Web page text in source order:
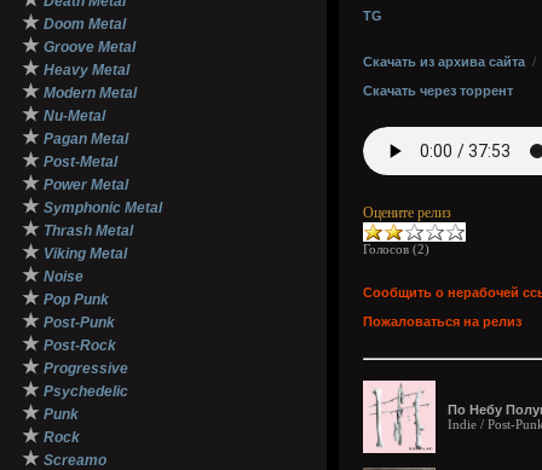
★ Doom Metal
★ Groove Metal
★ Heavy Metal
★ Modern Metal
★ Nu-Metal
★ Pagan Metal
★ Post-Metal
★ Power Metal
★ Symphonic Metal
★ Thrash Metal
★ Viking Metal
★ Noise
★ Pop Punk
★ Post-Punk
★ Post-Rock
★ Progressive
★ Psychedelic
★ Punk
★ Rock
★ Screamo
TG
Скачать из архива сайта /
Скачать через торрент
Оцените релиз
Голосов (2)
Сообщить о нерабочей
Пожаловаться на релиз
По Н​е​б​у
Indie / Post-